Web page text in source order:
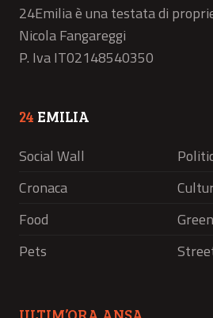
24Emilia è una testata di
Nicola Fangareggi
P. Iva IT02148540350
24 EMILIA
Social Wall
Cronaca
Food
Green
Pets